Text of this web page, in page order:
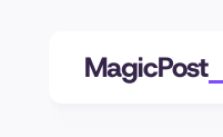
MagicPost